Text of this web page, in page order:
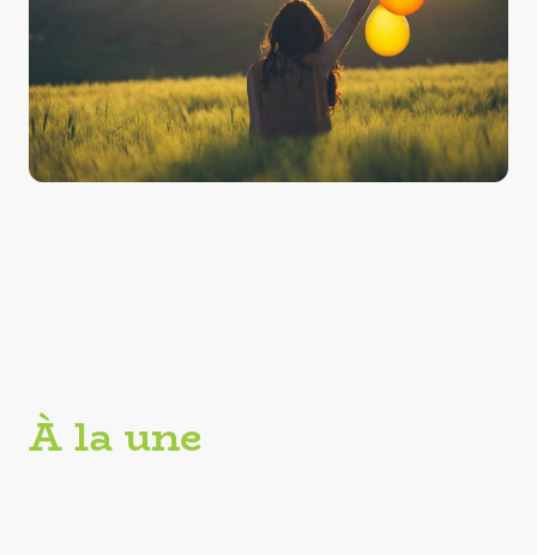
À la une